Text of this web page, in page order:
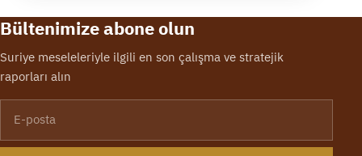
Bültenimize abone olun
Suriye meseleleriyle ilgili en son çalışma ve stratejik
raporları alın